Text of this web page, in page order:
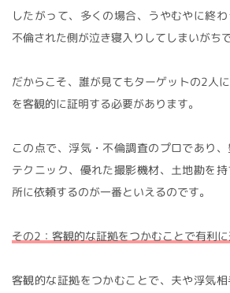
したがって、多くの場合、うやむやに終
不倫された側が泣き寝入りしてしまいがちで
だからこそ、誰が見てもターゲットの2人
を客観的に証明する必要があります。
この点で、浮気・不倫調査のプロであり
テクニック、優れた撮影機材、土地勘を
所に依頼するのが一番といえるのです。
その2：客観的な証拠をつかむことで有利
客観的な証拠をつかむことで、夫や浮気